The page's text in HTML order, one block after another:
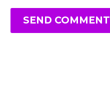
SEND COMMENT